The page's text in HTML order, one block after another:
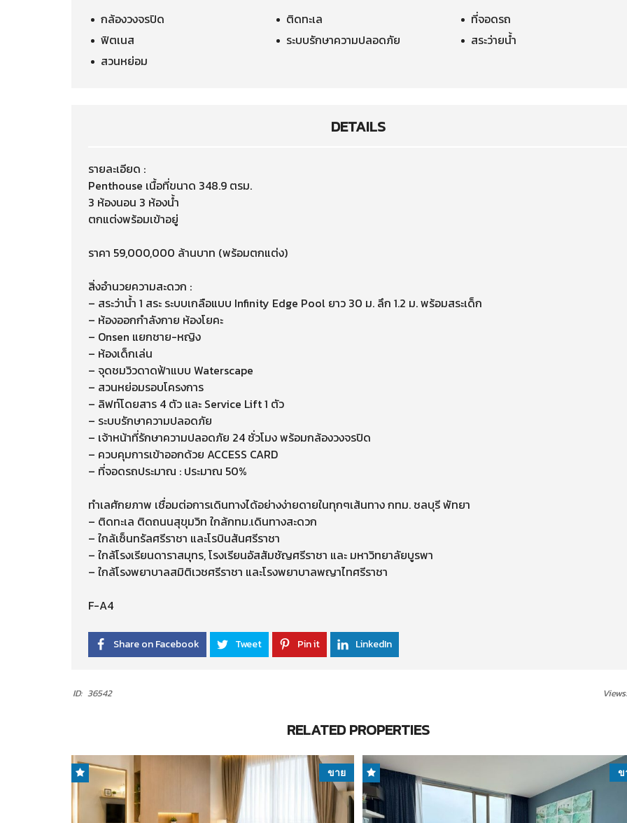
กล้องวงจรปิด ติดทะเล
ที่จอดรถ
ฟิตเนส
ระบบรักษาความปลอดภัย
สระว่ายน้ำ
สวนหย่อม
DETAILS
รายละเอียด :
Penthouse เนื้อที่ขนาด 348.9 ตรม.
3 ห้องนอน 3 ห้องน้ำ
ตกแต่งพร้อมเข้าอยู่
ราคา 59,000,000 ล้านบาท (พร้อมตกแต่ง)
สิ่งอำนวยความสะดวก :
– สระว่าน้ำ 1 สระ ระบบเกลือแบบ Infinity Edge Pool ยาว 30 ม. ลึก 1.2 ม. พร้อมสระเด็ก
– ห้องออกกำลังกาย ห้องโยคะ
– Onsen แยกชาย-หญิง
– ห้องเด็กเล่น
– จุดชมวิวดาดฟ้าแบบ Waterscape
– สวนหย่อมรอบโครงการ
– ลิฟท์โดยสาร 4 ตัว และ Service Lift 1 ตัว
– ระบบรักษาความปลอดภัย
– เจ้าหน้าที่รักษาความปลอดภัย 24 ชั่วโมง พร้อมกล้องวงจรปิด
– ควบคุมการเข้าออกด้วย ACCESS CARD
– ที่จอดรถประมาณ : ประมาณ 50%
ทำเลศักยภาพ เชื่อมต่อการเดินทางได้อย่างง่ายดายในทุกๆเส้นทาง กทม. ชลบุรี พัทยา
– ติดทะเล ติดถนนสุขุมวิท ใกล้กทม.เดินทางสะดวก
– ใกล้เซ็นทรัลศรีราชา และโรบินสันศรีราชา
– ใกล้โรงเรียนดาราสมุทร, โรงเรียนอัสสัมชัญศรีราชา และ มหาวิทยาลัยบูรพา
– ใกล้โรงพยาบาลสมิติเวชศรีราชา และโรงพยาบาลพญาไทศรีราชา
F-A4
Share on Facebook Tweet Pin it LinkedIn
ID: 36542 Views:
RELATED PROPERTIES
ขาย ข